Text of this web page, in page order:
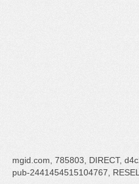
mgid.com, 785803, DIRECT,
pub-2441454515104767,